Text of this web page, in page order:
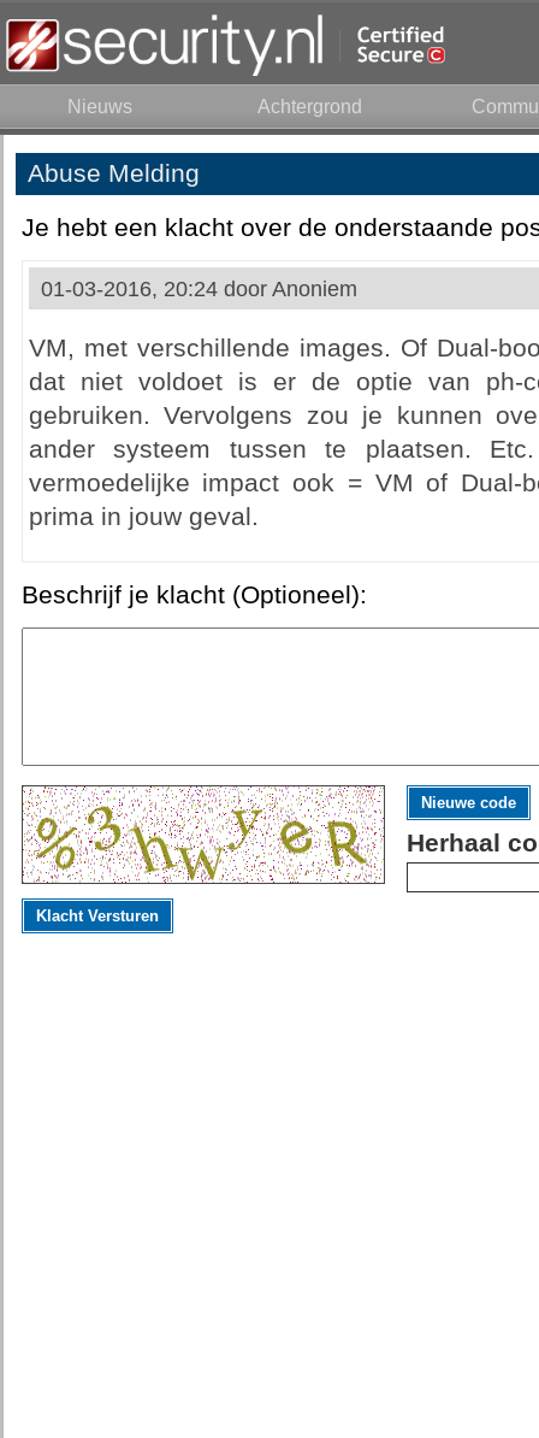
Nieuws Achtergrond
Abuse Melding
Je hebt een klacht over de onderstaande
01-03-2016, 20:24 door Anoniem
VM, met verschillende images. Of Dual-
dat niet voldoet is er de optie van ph-
gebruiken. Vervolgens zou je kunnen
ander systeem tussen te plaatsen.
vermoedelijke impact ook = VM of Dual-
prima in jouw geval.
Beschrijf je klacht (Optioneel):
Nieuwe code
Herhaal
Klacht Versturen